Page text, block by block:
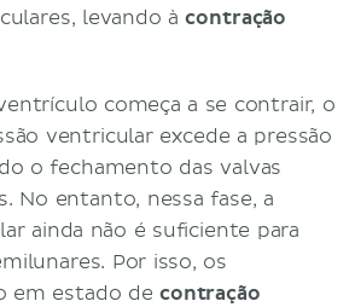
levando àcontração
começa a se contrair, o
ventricular excede a pressão
o fechamento das valvas
No entanto, nessa fase, a
ainda não é suficiente para
Por isso, os
em estado decontração